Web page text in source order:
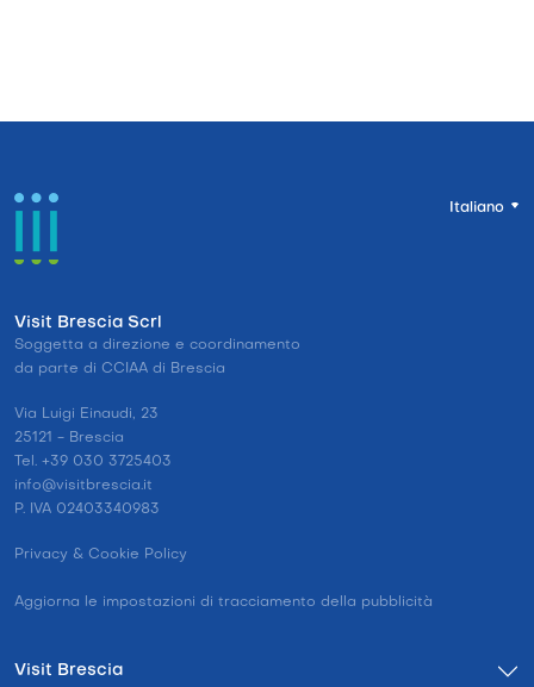
Italiano
Visit Brescia Scrl
Soggetta a direzione e coordinamento
da parte di CCIAA di Brescia
Via Luigi Einaudi, 23
25121 - Brescia
Tel. +39 030 3725403
info@visitbrescia.it
P. IVA 02403340983
Privacy & Cookie Policy
Aggiorna le impostazioni di tracciamento della pubblicità
Visit Brescia